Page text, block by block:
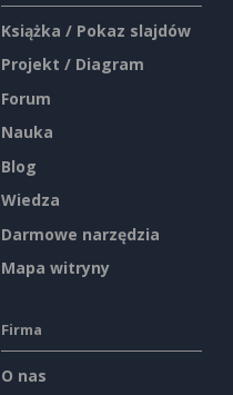
Książka / Pokaz slajdów
Projekt / Diagram
Forum
Nauka
Blog
Wiedza
Darmowe narzędzia
Mapa witryny
Firma
O nas